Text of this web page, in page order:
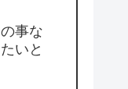
事な
いと